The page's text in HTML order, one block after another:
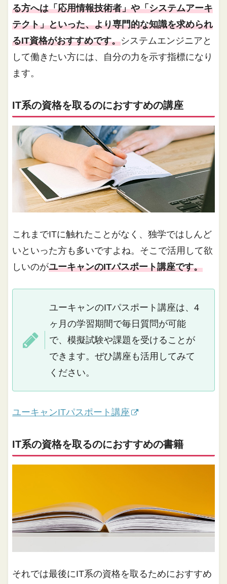
る方へは「応用情報技術者」や「システムアーキ
テクト」といった、より専門的な知識を求められ
るIT資格がおすすめです。システムエンジニアと
して働きたい方には、自分の力を示す指標になり
ます。
IT系の資格を取るのにおすすめの講座
これまでITに触れたことがなく、独学ではしんど
いといった方も多いですよね。そこで活用して欲
しいのがユーキャンのITパスポート講座です。
ユーキャンのITパスポート講座は、4
ヶ月の学習期間で毎日質問が可能
で、模擬試験や課題を受けることが
できます。ぜひ講座も活用してみて
ください。
ユーキャンITパスポート講座
IT系の資格を取るのにおすすめの書籍
それでは最後にIT系の資格を取るためにおすすめ